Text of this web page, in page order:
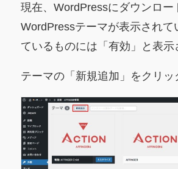
現在、WordPressにダウンロー
WordPressテーマが表示されて
ているものには「有効」と表示
テーマの「新規追加」をクリッ